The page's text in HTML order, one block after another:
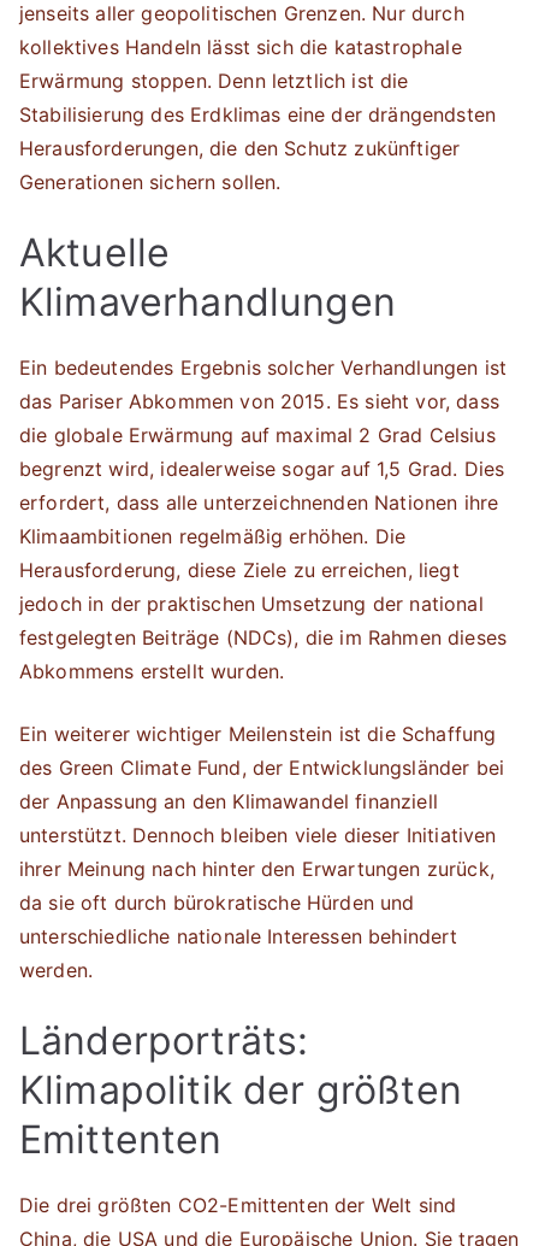
jenseits aller geopolitischen Grenzen. Nur durch
kollektives Handeln lässt sich die katastrophale
Erwärmung stoppen. Denn letztlich ist die
Stabilisierung des Erdklimas eine der drängendsten
Herausforderungen, die den Schutz zukünftiger
Generationen sichern sollen.
Aktuelle
Klimaverhandlungen
Ein bedeutendes Ergebnis solcher Verhandlungen ist
das Pariser Abkommen von 2015. Es sieht vor, dass
die globale Erwärmung auf maximal 2 Grad Celsius
begrenzt wird, idealerweise sogar auf 1,5 Grad. Dies
erfordert, dass alle unterzeichnenden Nationen ihre
Klimaambitionen regelmäßig erhöhen. Die
Herausforderung, diese Ziele zu erreichen, liegt
jedoch in der praktischen Umsetzung der national
festgelegten Beiträge (NDCs), die im Rahmen dieses
Abkommens erstellt wurden.
Ein weiterer wichtiger Meilenstein ist die Schaffung
des Green Climate Fund, der Entwicklungsländer bei
der Anpassung an den Klimawandel finanziell
unterstützt. Dennoch bleiben viele dieser Initiativen
ihrer Meinung nach hinter den Erwartungen zurück,
da sie oft durch bürokratische Hürden und
unterschiedliche nationale Interessen behindert
werden.
Länderporträts:
Klimapolitik der größten
Emittenten
Die drei größten CO2-Emittenten der Welt sind
China, die USA und die Europäische Union. Sie tragen